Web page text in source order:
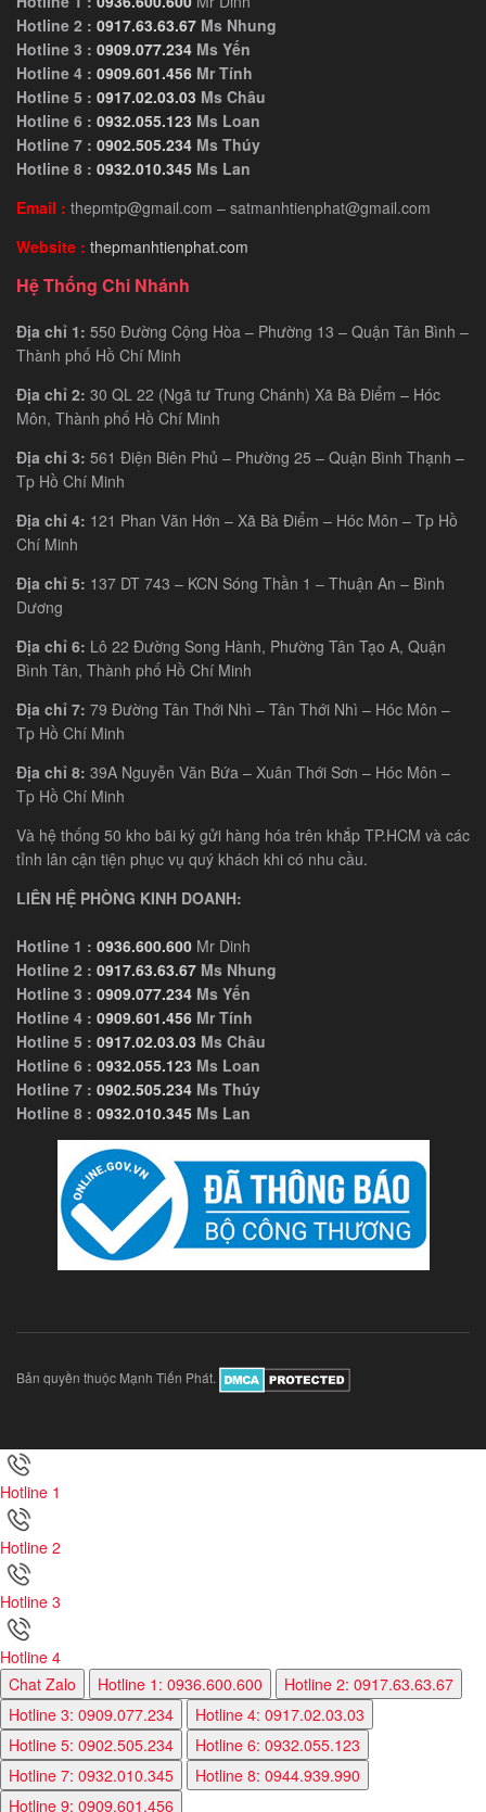
Hotline 2 : 0917.63.63.67 Ms Nhung
Hotline 3 : 0909.077.234 Ms Yến
Hotline 4 : 0909.601.456 Mr Tính
Hotline 5 : 0917.02.03.03 Ms Châu
Hotline 6 : 0932.055.123 Ms Loan
Hotline 7 : 0902.505.234 Ms Thúy
Hotline 8 : 0932.010.345 Ms Lan
Email : thepmtp@gmail.com – satmanhtienphat@gmail.com
Website : thepmanhtienphat.com
Hệ Thống Chi Nhánh
Địa chỉ 1: 550 Đường Cộng Hòa – Phường 13 – Quận Tân Bình –
Thành phố Hồ Chí Minh
Địa chỉ 2: 30 QL 22 (Ngã tư Trung Chánh) Xã Bà Điểm – Hóc
Môn, Thành phố Hồ Chí Minh
Địa chỉ 3: 561 Điện Biên Phủ – Phường 25 – Quận Bình Thạnh –
Tp Hồ Chí Minh
Địa chỉ 4: 121 Phan Văn Hớn – Xã Bà Điểm – Hóc Môn – Tp Hồ
Chí Minh
Địa chỉ 5: 137 DT 743 – KCN Sóng Thần 1 – Thuận An – Bình
Dương
Địa chỉ 6: Lô 22 Đường Song Hành, Phường Tân Tạo A, Quận
Bình Tân, Thành phố Hồ Chí Minh
Địa chỉ 7: 79 Đường Tân Thới Nhì – Tân Thới Nhì – Hóc Môn –
Tp Hồ Chí Minh
Địa chỉ 8: 39A Nguyễn Văn Bứa – Xuân Thới Sơn – Hóc Môn –
Tp Hồ Chí Minh
Và hệ thống 50 kho bãi ký gửi hàng hóa trên khắp TP.HCM và các
tỉnh lân cận tiện phục vụ quý khách khi có nhu cầu.
LIÊN HỆ PHÒNG KINH DOANH:
Hotline 1 : 0936.600.600 Mr Dinh
Hotline 2 : 0917.63.63.67 Ms Nhung
Hotline 3 : 0909.077.234 Ms Yến
Hotline 4 : 0909.601.456 Mr Tính
Hotline 5 : 0917.02.03.03 Ms Châu
Hotline 6 : 0932.055.123 Ms Loan
Hotline 7 : 0902.505.234 Ms Thúy
Hotline 8 : 0932.010.345 Ms Lan
Bản quyền thuộc Mạnh Tiến Phát.
Hotline 1
Hotline 2
Hotline 3
Hotline 4
Chat Zalo
Hotline 1: 0936.600.600
Hotline 2: 0917.63.63.67
Hotline 3: 0909.077.234
Hotline 4: 0917.02.03.03
Hotline 5: 0902.505.234
Hotline 6: 0932.055.123
Hotline 7: 0932.010.345
Hotline 8: 0944.939.990
Hotline 9: 0909.601.456